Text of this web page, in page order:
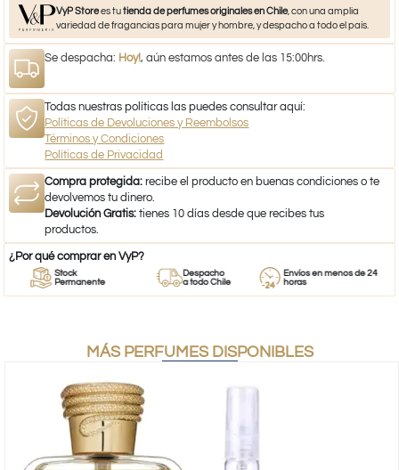
VyP Storees tutienda de perfumes originales en Chile, con una amplia
variedad de fragancias para mujer y hombre, y despacho a todo el país.
Se despacha: Hoy!, aún estamos antes de las 15:00hrs.
Todas nuestras políticas las puedes consultar aquí:
Políticas de Devoluciones y Reembolsos
Términos y Condiciones
Políticas de Privacidad
Compra protegida: recibe el producto en buenas condiciones o te
devolvemos tu dinero.
Devolución Gratis: tienes 10 días desde que recibes tus
productos.
¿Por qué comprar en VyP?
Stock
Permanente
Despacho
a todo Chile
Envíos en menos de 24
horas
MÁS PERFUMES DISPONIBLES